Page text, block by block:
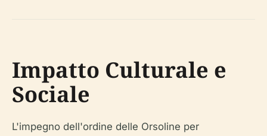
Impatto Culturale e
Sociale
L'impegno dell'ordine delle Orsoline per